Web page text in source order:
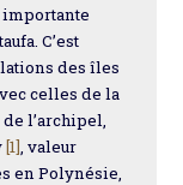
C’est
des îles
celles de la
l’archipel,
[1], valeur
en Polynésie,